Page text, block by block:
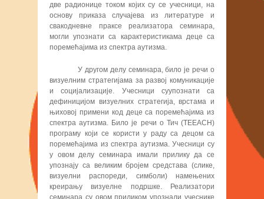
две радионице током којих су се учесници, на
основу приказа случајева из литературе и
свакодневне праксе реализатора семинара,
могли упознати са карактеристикама деце са
поремећајима из спектра аутизма.
У другом делу семинара, било је речи о
визуелним стратегијама за развој комуникације
и социјализације. Учесници суупознати са
дефиницијом визуелних стратегија, врстама и
њиховој примени код деце са поремећајима из
спектра аутизма. Било је речи о Тич (TEEACH)
програму који се користи у раду са децом са
поремећајима из спектра аутизма. Учесници су
у овом делу семинара имали прилику да се
упознају са великим бројем средстава (слике,
визуелни распореди, симболи) намењених
креирању визуелне подршке. Реализатори